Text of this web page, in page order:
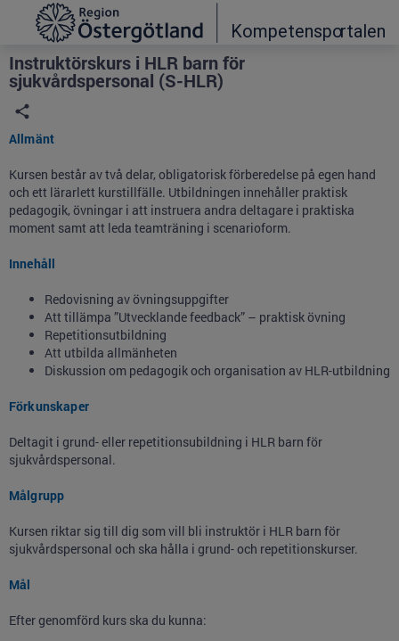
Grade
Portal
Instruktörskurs i HLR barn för
sjukvårdspersonal (S-HLR)
Allmänt
Kursen består av två delar, obligatorisk förberedelse på egen hand
och ett lärarlett kurstillfälle. Utbildningen innehåller praktisk
pedagogik, övningar i att instruera andra deltagare i praktiska
moment samt att leda teamträning i scenarioform.
Innehåll
Redovisning av övningsuppgifter
Att tillämpa ”Utvecklande feedback” – praktisk övning
Repetitionsutbildning
Att utbilda allmänheten
Diskussion om pedagogik och organisation av HLR-utbildning
Förkunskaper
Deltagit i grund- eller repetitionsubildning i HLR barn för
sjukvårdspersonal.
Målgrupp
Kursen riktar sig till dig som vill bli instruktör i HLR barn för
sjukvårdspersonal och ska hålla i grund- och repetitionskurser.
Mål
Efter genomförd kurs ska du kunna: